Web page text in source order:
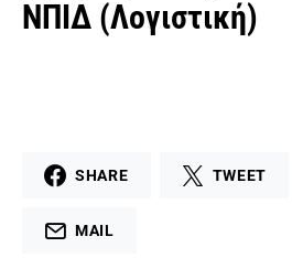
ΝΠΙΔ (Λογιστική)
SHARE TWEET
MAIL